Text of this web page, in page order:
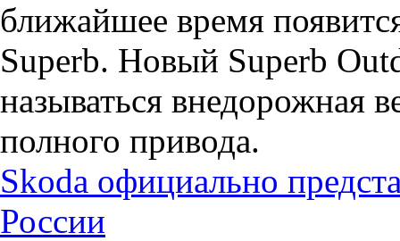
ближайшее время
Superb. Новый Superb
называться внедорожная
полного привода.
Skoda официально
России